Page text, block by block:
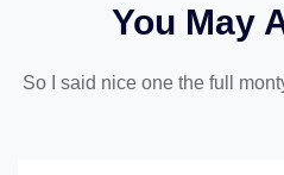
You May
So I said nice one the full